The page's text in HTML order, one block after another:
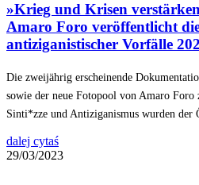
»Krieg und Krisen
Amaro Foro veröffentlicht
antiziganistischer Vorfälle
Die zweijährig erscheinende
sowie der neue Fotopool von Amaro Foro
Sinti*zze und Antiziganismus wurden der
dalej cytaś
29/03/2023